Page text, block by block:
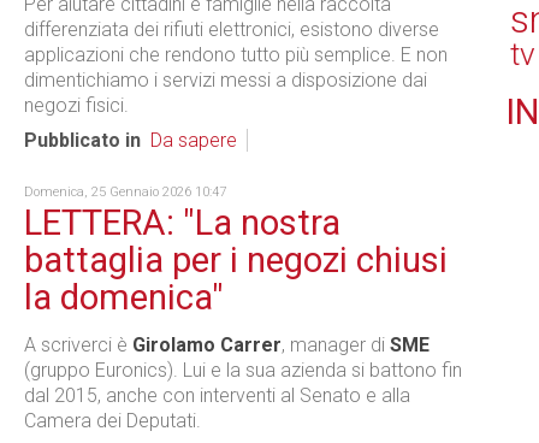
differenziata dei rifiuti elettronici, esistono diverse
applicazioni che rendono tutto più semplice. E non
dimentichiamo i servizi messi a disposizione dai
negozi fisici.
Pubblicato in Da sapere
Domenica, 25 Gennaio 2026 10:47
LETTERA: "La nostra
battaglia per i negozi chiusi
la domenica"
A scriverci è Girolamo Carrer, manager di SME
(gruppo Euronics). Lui e la sua azienda si battono fin
dal 2015, anche con interventi al Senato e alla
Camera dei Deputati.
tv
IN